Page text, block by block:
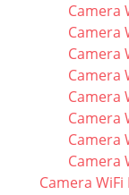
Camera
Camera
Camera
Camera
Camera
Camera
Camera
Camera
Camera WiFi